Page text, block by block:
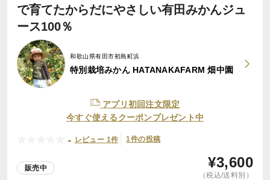
で育てたからだにやさしい有田みかんジュ
ース100％
和歌山県有田市初島町浜
特別栽培みかん HATANAKAFARM 畑中園
アプリ初回注文限定
今すぐ使えるクーポンプレゼント中
- レビュー 1件 1件の投稿
販売中 ¥3,600
（税込/送料別）